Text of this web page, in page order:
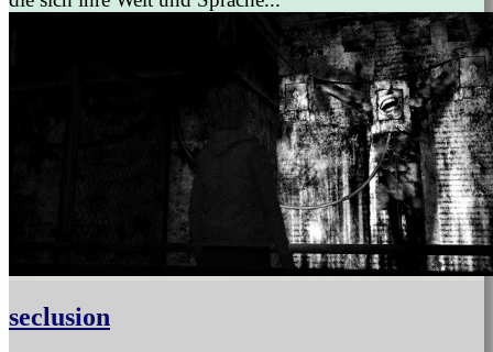
seclusion